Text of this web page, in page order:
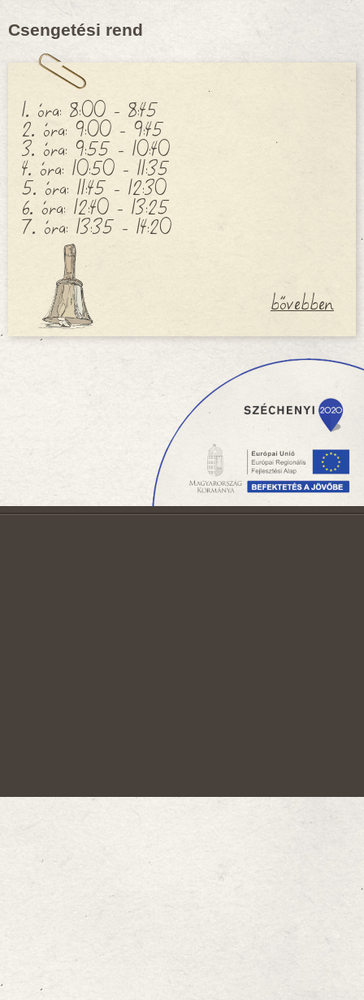
Csengetési rend
1. óra: 8:00 - 8:45
2. óra: 9:00 - 9:45
3. óra: 9:55 - 10:40
4. óra: 10:50 - 11:35
5. óra: 11:45 - 12:30
6. óra: 12:40 - 13:25
7. óra: 13:35 - 14:20
bővebben